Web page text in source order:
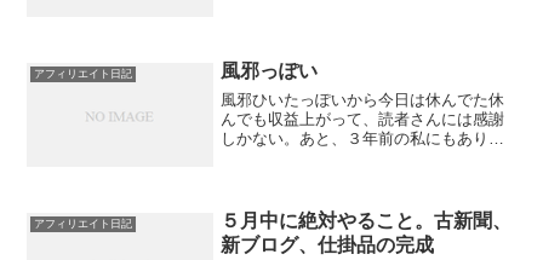
アフィリエイト日記 風邪っぽい
風邪ひいたっぽいから今日は休んでた休
んでも収益上がって、読者さんには感謝
しかない。あと、３年前の私にもありが
ら、間に合わなかったか...
アフィリエイト日記
５月中に絶対やること。古新聞、
新ブログ、仕掛品の完成